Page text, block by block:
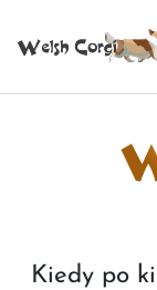
Kiedy po